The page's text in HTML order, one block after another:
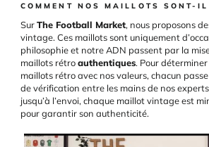
COMMENT NOS MAILLOTS SONT-
SurThe Football Market, nous proposons
vintage. Ces maillots sont uniquement
philosophie et notre ADN passent par la
maillots rétroauthentiques. Pour
maillots rétro avec nos valeurs, chacun
de vérification entre les mains de nos
jusqu’à l’envoi, chaque maillot vintage est
pour garantir son authenticité.